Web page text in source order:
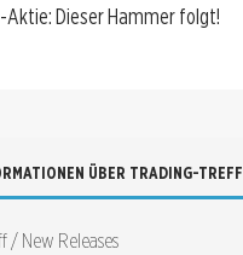
Aktie: Dieser Hammer folgt!
ÜBER TRADING-TREFF
/ New Releases